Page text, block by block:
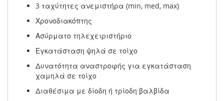
3 ταχύτητες ανεμιστήρα (min, med, max)
Χρονοδιακόπτης
Ασύρματο τηλεχειριστήριο
Εγκατάσταση ψηλά σε τοίχο
Δυνατότητα αναστροφής για εγκατάσταση
χαμηλά σε τοίχο
Διαθέσιμα με δίοδη ή τρίοδη βαλβίδα